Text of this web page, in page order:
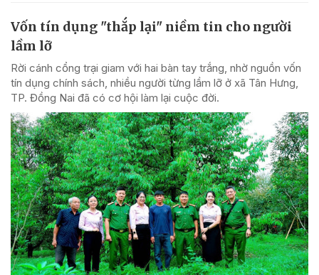
Vốn tín dụng "thắp lại" niềm tin cho người
lầm lỡ
Rời cánh cổng trại giam với hai bàn tay trắng, nhờ nguồn vốn
tín dụng chính sách, nhiều người từng lầm lỡ ở xã Tân Hưng,
TP. Đồng Nai đã có cơ hội làm lại cuộc đời.